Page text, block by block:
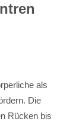
als
Die
Rücken bis